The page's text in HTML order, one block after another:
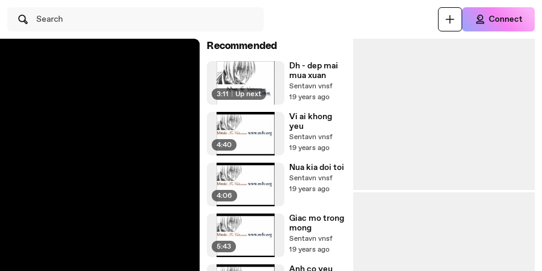
Search Connect
Recommended
3:11 | Up next
Dh - dep mai
mua xuan
Sentavn vnsf
19 years ago
4:40
Vi ai khong
yeu
Sentavn vnsf
19 years ago
4:06
Nua kia doi toi
Sentavn vnsf
19 years ago
5:43
Giac mo trong
mong
Sentavn vnsf
19 years ago